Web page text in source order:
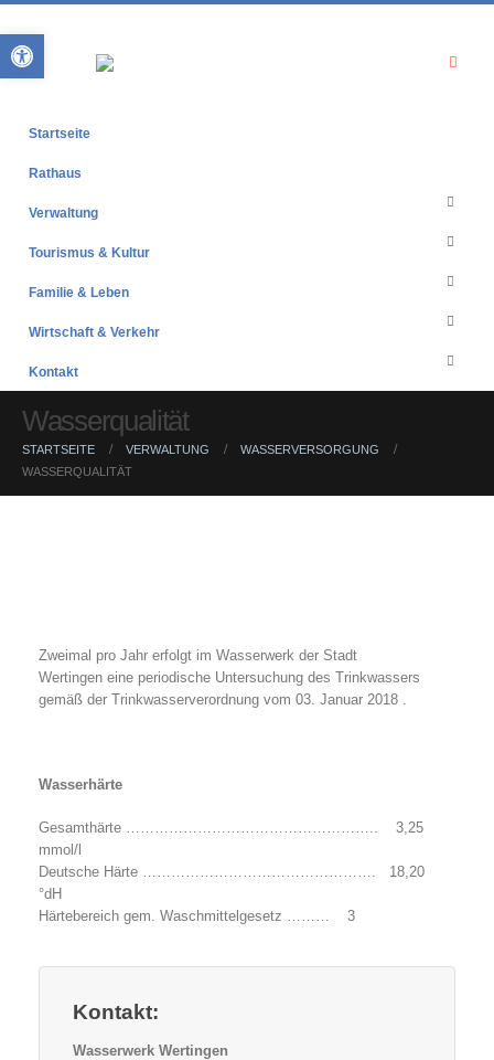
Startseite
Rathaus
Verwaltung
Tourismus & Kultur
Familie & Leben
Wirtschaft & Verkehr
Kontakt
Wasserqualität
STARTSEITE VERWALTUNG
WASSERVERSORGUNG
WASSERQUALITÄT
Zweimal pro Jahr erfolgt im Wasserwerk der Stadt
Wertingen eine periodische Untersuchung des Trinkwassers
gemäß der Trinkwasserverordnung vom 03. Januar 2018 .
Wasserhärte
Gesamthärte …………………………………………….. 3,25
mmol/l
Deutsche Härte …………………………………………. 18,20
°dH
Härtebereich gem. Waschmittelgesetz ……… 3
Kontakt:
Wasserwerk Wertingen
Open toolbar